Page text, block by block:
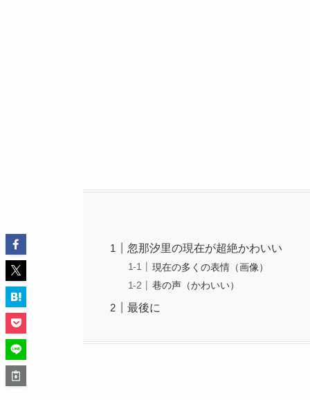
忽那汐里の現在が超絶かわいい
現在の多くの表情（画像）
巷の声（かわいい）
最後に